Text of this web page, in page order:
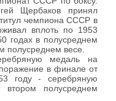
Щербаков принял
чемпиона СССР в
вплоть по 1953
годах в полусреднем
полусреднем весе.
медаль на
в финале от
году - серебряную
полусреднем